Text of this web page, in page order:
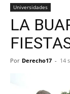
Universidades
LA
Por Derecho17 - 14